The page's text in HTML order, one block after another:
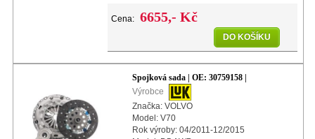
Další info: s automatickým nastavením
Průměr:
Cena: 6655,- Kč
DO KOŠÍKU
Spojková sada | OE: 30759158 |
Výrobce
Značka: VOLVO
Model: V70
Rok výroby: 04/2011-12/2015